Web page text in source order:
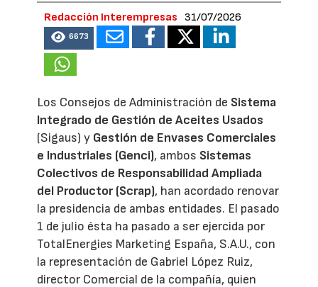
Redacción Interempresas 31/07/2026
6673
Los Consejos de Administración de Sistema
Integrado de Gestión de Aceites Usados
(Sigaus) y Gestión de Envases Comerciales
e Industriales (Genci), ambos Sistemas
Colectivos de Responsabilidad Ampliada
del Productor (Scrap), han acordado renovar
la presidencia de ambas entidades. El pasado
1 de julio ésta ha pasado a ser ejercida por
TotalEnergies Marketing España, S.A.U., con
la representación de Gabriel López Ruiz,
director Comercial de la compañía, quien